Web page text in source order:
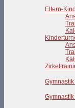
Eltern-